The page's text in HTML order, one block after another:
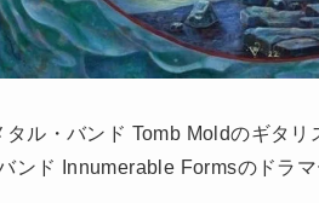
ル・バンド Tomb Moldのギタリ
ンド Innumerable Formsのドラ